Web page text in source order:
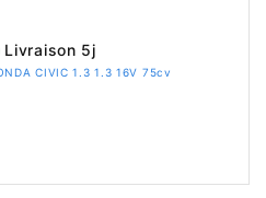
Livraison 5j
CIVIC 1.3 1.3 16V 75cv